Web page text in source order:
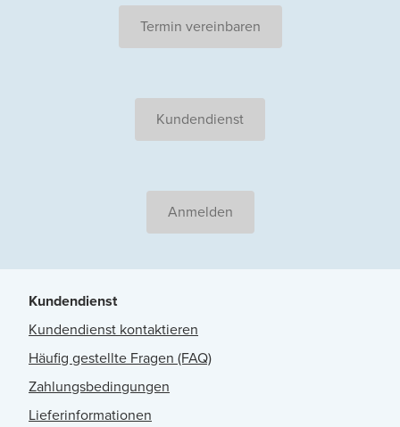
Termin vereinbaren
Kundendienst
Anmelden
Kundendienst
Kundendienst kontaktieren
Häufig gestellte Fragen (FAQ)
Zahlungsbedingungen
Lieferinformationen